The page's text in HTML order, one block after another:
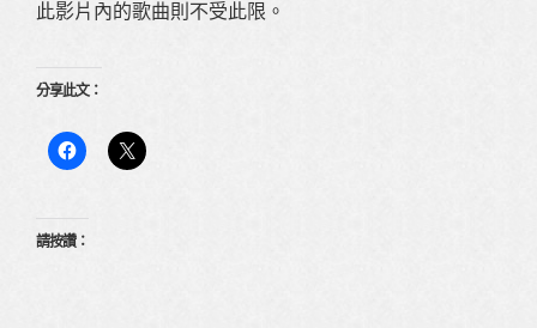
此影片內的歌曲則不受此限。
分享此文：
請按讚：